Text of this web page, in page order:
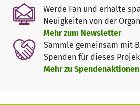
Werde Fan und erhalte
Neuigkeiten von der
Mehr zum Newsletter
Sammle gemeinsam mit
Spenden für dieses
Mehr zu Spendenaktionen